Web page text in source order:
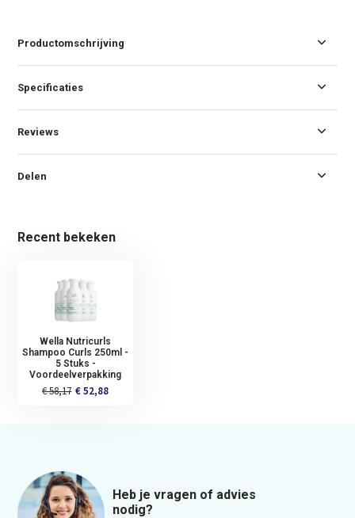
Productomschrijving
Specificaties
Reviews
Delen
Recent bekeken
Wella Nutricurls
Shampoo Curls 250ml -
5 Stuks -
Voordeelverpakking
€ 58,17 € 52,88
Heb je vragen of advies
nodig?